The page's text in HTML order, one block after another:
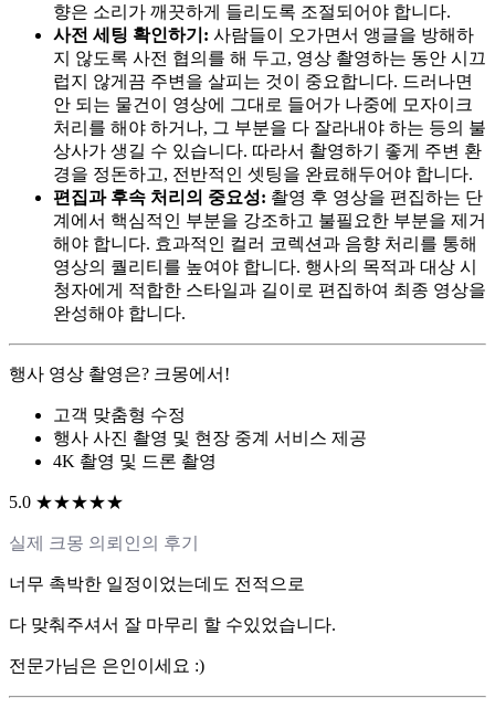
향은 소리가 깨끗하게 들리도록 조절되어야 합니다.
사전 세팅 확인하기: 사람들이 오가면서 앵글을 방해하
지 않도록 사전 협의를 해 두고, 영상 촬영하는 동안 시끄
럽지 않게끔 주변을 살피는 것이 중요합니다. 드러나면
안 되는 물건이 영상에 그대로 들어가 나중에 모자이크
처리를 해야 하거나, 그 부분을 다 잘라내야 하는 등의 불
상사가 생길 수 있습니다. 따라서 촬영하기 좋게 주변 환
경을 정돈하고, 전반적인 셋팅을 완료해두어야 합니다.
편집과 후속 처리의 중요성: 촬영 후 영상을 편집하는 단
계에서 핵심적인 부분을 강조하고 불필요한 부분을 제거
해야 합니다. 효과적인 컬러 코렉션과 음향 처리를 통해
영상의 퀄리티를 높여야 합니다. 행사의 목적과 대상 시
청자에게 적합한 스타일과 길이로 편집하여 최종 영상을
완성해야 합니다.
행사 영상 촬영은? 크몽에서!
고객 맞춤형 수정
행사 사진 촬영 및 현장 중계 서비스 제공
4K 촬영 및 드론 촬영
5.0 ★★★★★
실제 크몽 의뢰인의 후기
너무 촉박한 일정이었는데도 전적으로
다 맞춰주셔서 잘 마무리 할 수있었습니다.
전문가님은 은인이세요 :)